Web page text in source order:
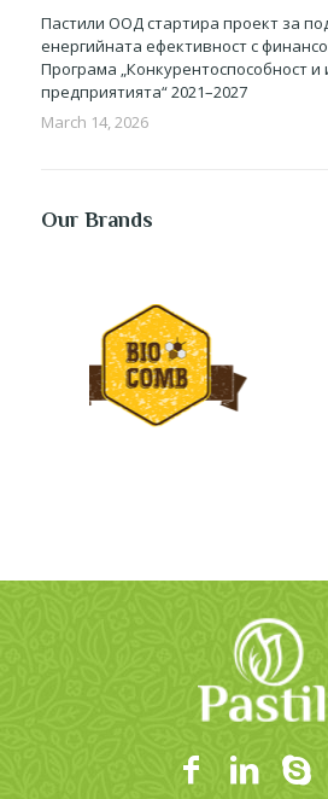
Пастили ООД стартира проект за
енергийната ефективност с
Програма „Конкурентоспособност
предприятията“ 2021–2027
March 14, 2026
Our Brands